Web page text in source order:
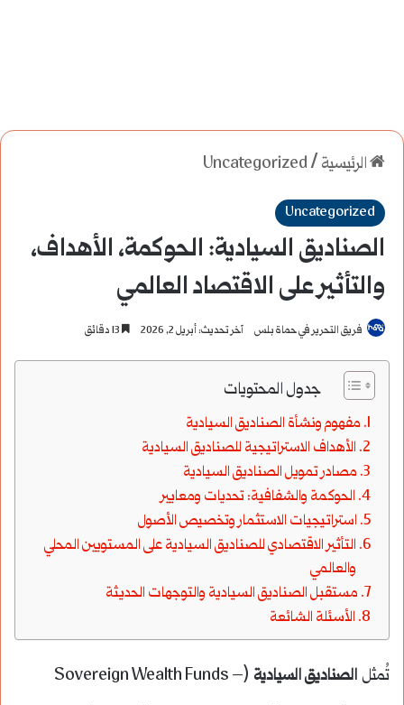
الرئيسية /
Uncategorized
Uncategorized
الصناديق السيادية: الحوكمة، الأهداف،
والتأثير على الاقتصاد العالمي
فريق التحرير في حماة بلس آخر تحديث: أبريل 2, 2026
جدول المحتويات
مفهوم ونشأة الصناديق السيادية
الأهداف الاستراتيجية للصناديق السيادية
مصادر تمويل الصناديق السيادية
الحوكمة والشفافية: تحديات ومعايير
استراتيجيات الاستثمار وتخصيص الأصول
التأثير الاقتصادي للصناديق السيادية على المستويين المحلي
والعالمي
مستقبل الصناديق السيادية والتوجهات الحديثة
الأسئلة الشائعة
تُمثل الصناديق السيادية (Sovereign Wealth Funds –